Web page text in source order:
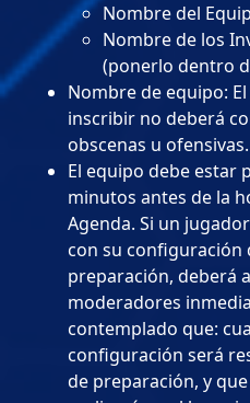
Nombre del
Nombre de los
(ponerlo dentro
Nombre de equipo:
inscribir no deberá
obscenas u ofensivas.
El equipo debe estar
minutos antes de la
Agenda. Si un
con su configuración
preparación, deberá
moderadores
contemplado que:
configuración será
de preparación, y